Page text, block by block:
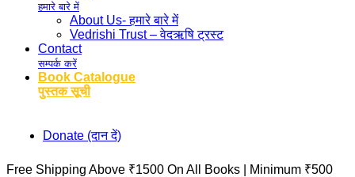
हमारे बारे में
About Us- हमारे बारे में
Vedrishi Trust – वेदऋषि ट्रस्ट
Contact
सम्पर्क करें
Book Catalogue
पुस्तक सूची
Donate (दान दें)
Free Shipping Above ₹1500 On All Books |
Minimum ₹500